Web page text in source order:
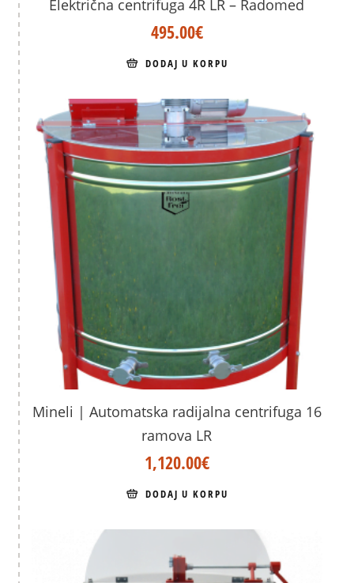
Električna centrifuga 4R LR – Radomed
495.00€
DODAJ U KORPU
Mineli | Automatska radijalna centrifuga 16
ramova LR
1,120.00€
DODAJ U KORPU